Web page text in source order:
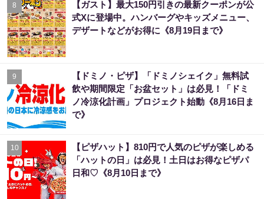
8
【ガスト】最大150円引きの最新クーポンが公
式Xに登場中。ハンバーグやキッズメニュー、
デザートなどがお得に《8月19日まで》
9
【ドミノ・ピザ】「ドミノシェイク」無料試
飲や期間限定「お盆セット」は必見！「ドミ
ノ冷涼化計画」プロジェクト始動《8月16日ま
で》
10
【ピザハット】810円で人気のピザが楽しめる
「ハットの日」は必見！土日はお得なピザパ
日和♡《8月10日まで》